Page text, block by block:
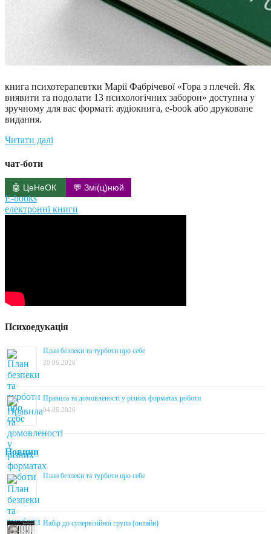
книга психотерапевтки Марії Фабрічевої «Гора з плечей. Як
виявити та подолати 13 психологічних заборон» доступна у
зручному для вас форматі: аудіокнига, e-book або друковане
видання.
Читати далі
чат-боти
🤖 ЦеНеОК 💬 Змі(ц)нюй
E-books
електронні книги
Психоедукація
План безпеки та турботи про себе
20.06.2026
Правила та домовленості у різних форматах роботи
04.06.2026
Новини
План безпеки та турботи про себе
Набір до супервізійної групи (онлайн)